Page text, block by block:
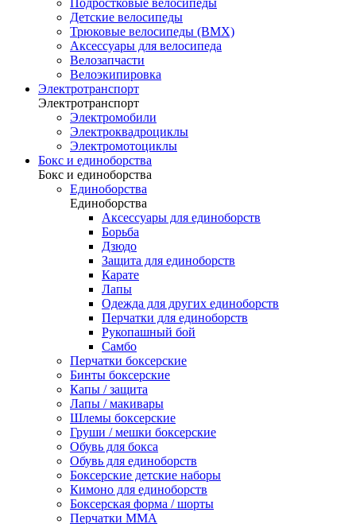
Подростковые велосипеды
Детские велосипеды
Трюковые велосипеды (BMX)
Аксессуары для велосипеда
Велозапчасти
Велоэкипировка
Электротранспорт
Электротранспорт
Электромобили
Электроквадроциклы
Электромотоциклы
Бокс и единоборства
Бокс и единоборства
Единоборства
Единоборства
Аксессуары для единоборств
Борьба
Дзюдо
Защита для единоборств
Карате
Лапы
Одежда для других единоборств
Перчатки для единоборств
Рукопашный бой
Самбо
Перчатки боксерские
Бинты боксерские
Капы / защита
Лапы / макивары
Шлемы боксерские
Груши / мешки боксерские
Обувь для бокса
Обувь для единоборств
Боксерские детские наборы
Кимоно для единоборств
Боксерская форма / шорты
Перчатки ММА